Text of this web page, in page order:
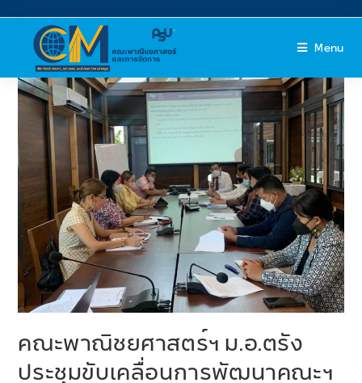
Menu
คณะพาณิชยศาสตร์ฯ ม.อ.ตรัง
ประชุมขับเคลื่อนการพัฒนาคณะฯ